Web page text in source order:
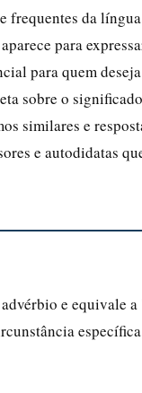
frequentes da
para
para quem
sobre o
similares e
e autodidatas
e equivale